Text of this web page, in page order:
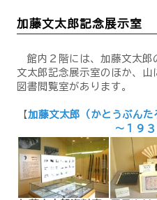
加藤文太郎記念展示室
館内２階には、加藤文太郎
文太郎記念展示室のほか、
図書閲覧室があります。
【加藤文太郎（かとうぶん
～１９３